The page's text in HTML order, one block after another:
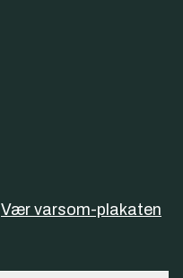
Vær varsom-plakaten